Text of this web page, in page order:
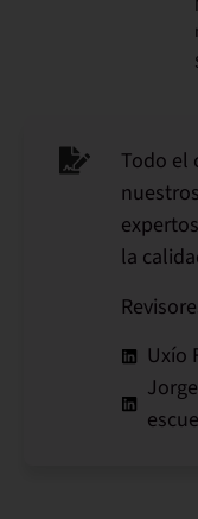
Todo el
la
Uxío